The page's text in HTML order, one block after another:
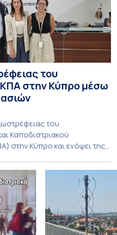
του
στην Κύπρο μέσω
του
Καποδιστριακού
στην Κύπρο και ενόψει της
και του Τμήματος
τον Σεπτέμβριο
Οικονομικών και
Νικόλαος Ηρειώτης, και ο